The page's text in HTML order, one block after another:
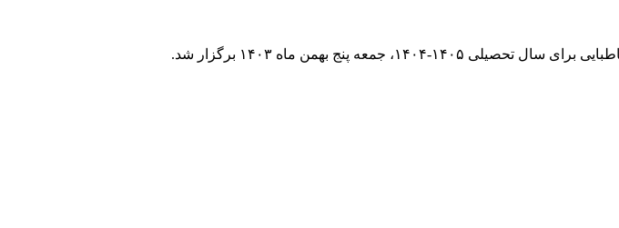
پنج بهمن ماه ۱۴۰۳ برگزار شد.